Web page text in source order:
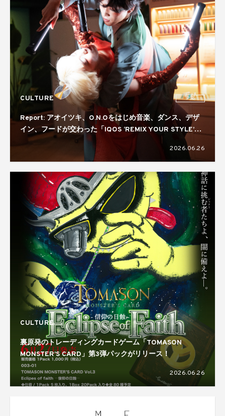
CULTURE PR
Report: アオイツキ、O.N.Oをはじめ音楽、ダンス、デザ
イン、フードが交わった「IQOS ‘REMIX YOUR STYLE’
NIGHT」。コラボレーターには真鍋大度を起用
2026.06.26
CULTURE
裏原発のトレーディングカードゲーム「TOMASON
MONSTER’S CARD」第3弾パックがリリース！
2026.06.26